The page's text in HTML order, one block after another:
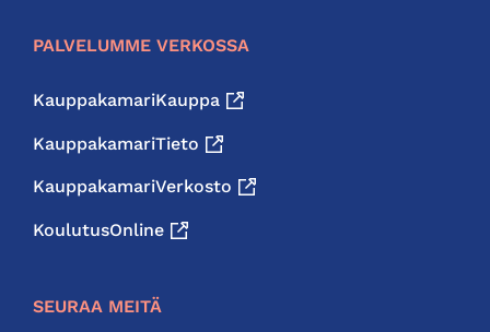
PALVELUMME VERKOSSA
KauppakamariKauppa
KauppakamariTieto
KauppakamariVerkosto
KoulutusOnline
SEURAA MEITÄ